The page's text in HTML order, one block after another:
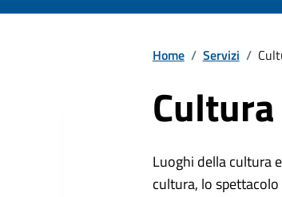
Home / Servizi /
Luoghi della cultura
cultura, lo